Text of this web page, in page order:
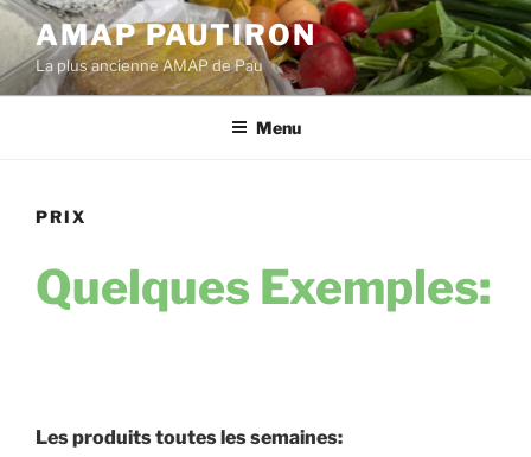
Aller
contenu
principal
AMAP PAUTIRON
La plus ancienne AMAP de Pau
Menu
PRIX
Quelques Exemples:
Les produits toutes les semaines: